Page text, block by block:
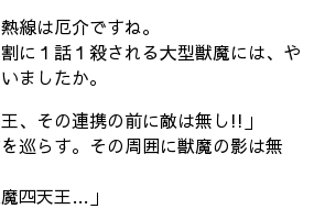
線は厄介ですね。
に１話１殺される大型獣魔には、や
ましたか。
、その連携の前に敵は無し!!」
巡らす。その周囲に獣魔の影は無
四天王…」